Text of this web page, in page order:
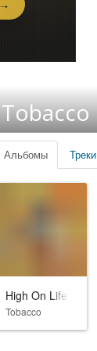
Tobacco
Альбомы Треки
High On Life 2
Tobacco